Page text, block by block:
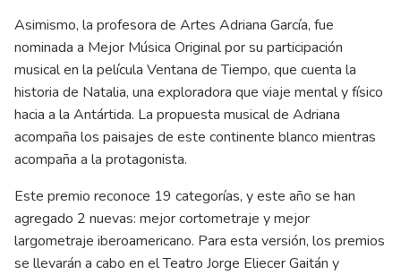
Asimismo, la profesora de Artes Adriana García, fue
nominada a Mejor Música Original por su participación
musical en la película Ventana de Tiempo, que cuenta la
historia de Natalia, una exploradora que viaje mental y físico
hacia a la Antártida. La propuesta musical de Adriana
acompaña los paisajes de este continente blanco mientras
acompaña a la protagonista.
Este premio reconoce 19 categorías, y este año se han
agregado 2 nuevas: mejor cortometraje y mejor
largometraje iberoamericano. Para esta versión, los premios
se llevarán a cabo en el Teatro Jorge Eliecer Gaitán y